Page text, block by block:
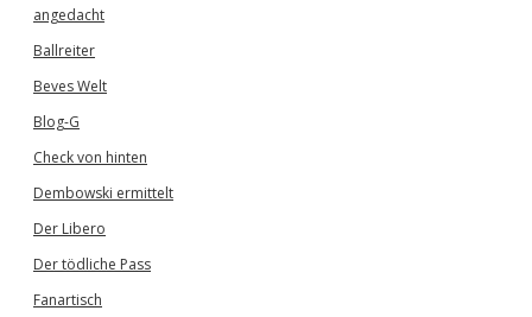
angedacht
Ballreiter
Beves Welt
Blog-G
Check von hinten
Dembowski ermittelt
Der Libero
Der tödliche Pass
Fanartisch